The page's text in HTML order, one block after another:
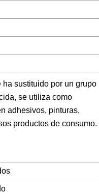
sustituido por un grupo
se utiliza como
adhesivos, pinturas,
productos de consumo.